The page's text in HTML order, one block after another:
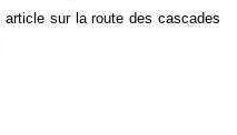
sur la route des cascades